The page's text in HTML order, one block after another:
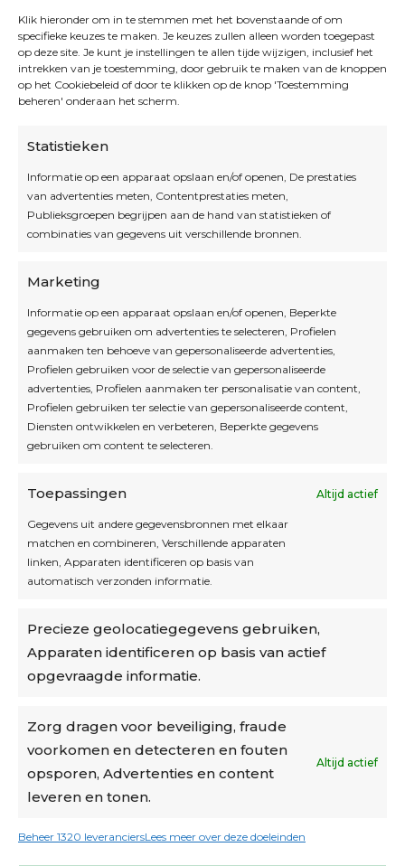
Klik hieronder om in te stemmen met het bovenstaande of om
specifieke keuzes te maken. Je keuzes zullen alleen worden toegepast
op deze site. Je kunt je instellingen te allen tijde wijzigen, inclusief het
intrekken van je toestemming, door gebruik te maken van de knoppen
op het Cookiebeleid of door te klikken op de knop 'Toestemming
beheren' onderaan het scherm.
Statistieken
Informatie op een apparaat opslaan en/of openen, De prestaties
van advertenties meten, Contentprestaties meten,
Publieksgroepen begrijpen aan de hand van statistieken of
combinaties van gegevens uit verschillende bronnen.
Marketing
Informatie op een apparaat opslaan en/of openen, Beperkte
gegevens gebruiken om advertenties te selecteren, Profielen
aanmaken ten behoeve van gepersonaliseerde advertenties,
Profielen gebruiken voor de selectie van gepersonaliseerde
advertenties, Profielen aanmaken ter personalisatie van content,
Profielen gebruiken ter selectie van gepersonaliseerde content,
Diensten ontwikkelen en verbeteren, Beperkte gegevens
gebruiken om content te selecteren.
Toepassingen Altijd actief
Gegevens uit andere gegevensbronnen met elkaar
matchen en combineren, Verschillende apparaten
linken, Apparaten identificeren op basis van
automatisch verzonden informatie.
Precieze geolocatiegegevens gebruiken,
Apparaten identificeren op basis van actief
opgevraagde informatie.
Zorg dragen voor beveiliging, fraude
voorkomen en detecteren en fouten
opsporen, Advertenties en content
leveren en tonen.
Altijd actief
Beheer 1320 leveranciersLees meer over deze doeleinden
Openingsuren
Blijf op de hoogte
Interesse in leuke kadotips of toffe acties?
Laat dan hier je mailadres achter.
Algemene voorwaarden
Cookiebeleid
Accountinstellingen
Verzending
€6,50-€7,50 via Bpost